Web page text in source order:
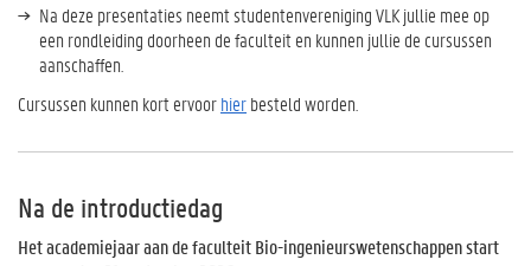
Na deze presentaties neemt studentenvereniging VLK jullie mee op
een rondleiding doorheen de faculteit en kunnen jullie de cursussen
aanschaffen.
Cursussen kunnen kort ervoorhierbesteld worden.
Na de introductiedag
Het academiejaar aan de faculteit Bio-ingenieurswetenschappen start